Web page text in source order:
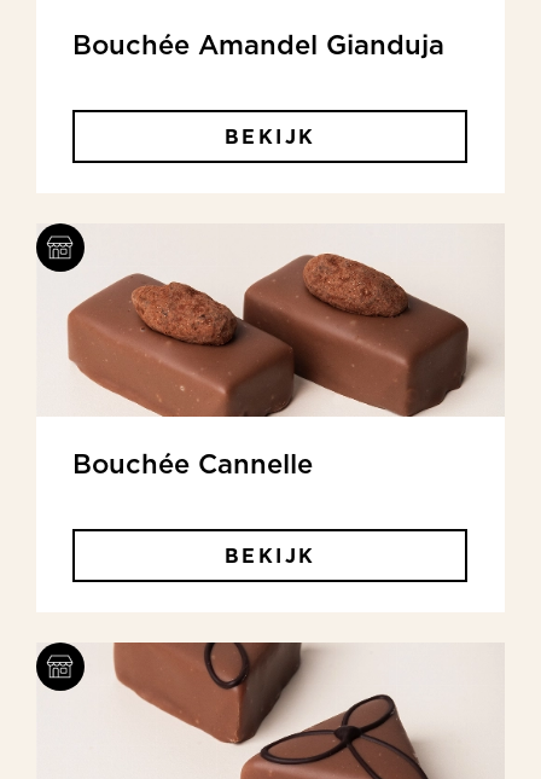
Bouchée Amandel Gianduja
BEKIJK
Bouchée Cannelle
BEKIJK